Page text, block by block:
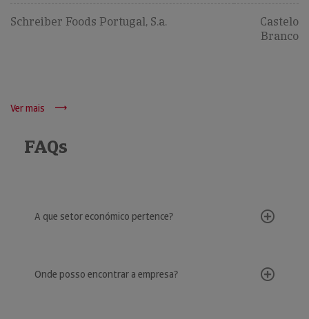
Schreiber Foods Portugal, S.a.
Castelo
Branco
Ver mais
FAQs
A que setor económico pertence?
Onde posso encontrar a empresa?